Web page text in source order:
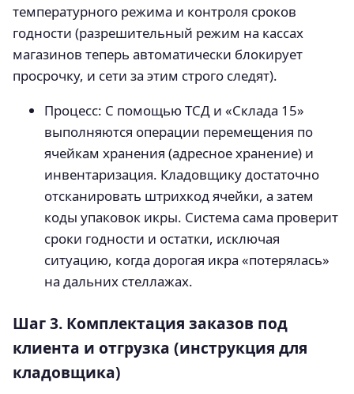
температурного режима и контроля сроков
годности (разрешительный режим на кассах
магазинов теперь автоматически блокирует
просрочку, и сети за этим строго следят).
Процесс: С помощью ТСД и «Склада 15»
выполняются операции перемещения по
ячейкам хранения (адресное хранение) и
инвентаризация. Кладовщику достаточно
отсканировать штрихкод ячейки, а затем
коды упаковок икры. Система сама проверит
сроки годности и остатки, исключая
ситуацию, когда дорогая икра «потерялась»
на дальних стеллажах.
Шаг 3. Комплектация заказов под
клиента и отгрузка (инструкция для
кладовщика)